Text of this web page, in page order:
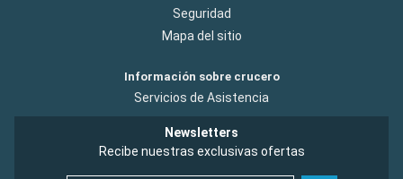
Seguridad
Mapa del sitio
Información sobre crucero
Servicios de Asistencia
Newsletters
Recibe nuestras exclusivas ofertas